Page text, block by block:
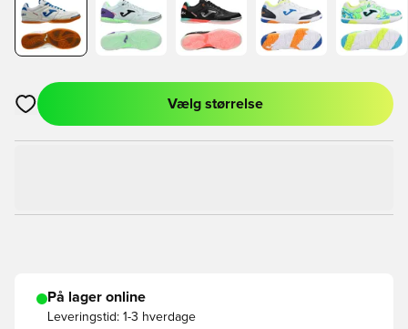
Åbner en Modal til at logge ind eller tilmelde dig som medlem
Vælg størrelse
På lager online
Leveringstid: 1-3 hverdage